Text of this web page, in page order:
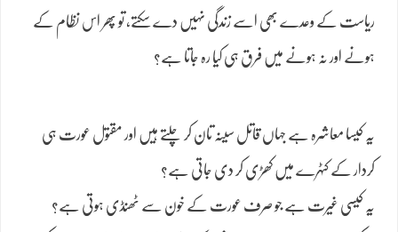
ریاست کے وعدے بھی اسے زندگی نہیں دے سکتے، تو پھر اس نظام کے
ہونے اور نہ ہونے میں فرق ہی کیا رہ جاتا ہے؟
یہ کیسا معاشرہ ہے جہاں قاتل سینہ تان کر چلتے ہیں اور مقتول عورت ہی
کردار کے کٹہرے میں کھڑی کر دی جاتی ہے؟
یہ کیسی غیرت ہے جو صرف عورت کے خون سے ٹھنڈی ہوتی ہے؟